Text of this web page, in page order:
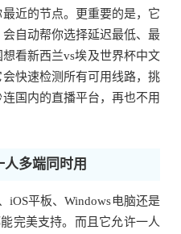
近的节点。更重要的是，它
自动帮你选择延迟最低、最
看新西兰vs埃及世界杯中文
会快速检测所有可用线路，挑
国内的直播平台，再也不用
多端同时用
iOS平板、Windows电脑还是
完美支持。而且它允许一人